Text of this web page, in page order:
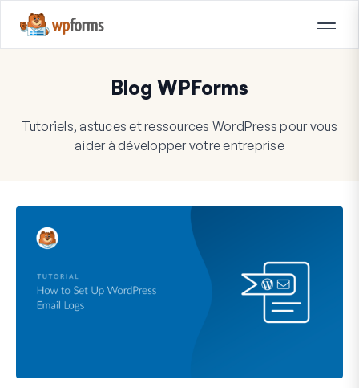
Blog WPForms
Tutoriels, astuces et ressources WordPress pour vous
aider à développer votre entreprise